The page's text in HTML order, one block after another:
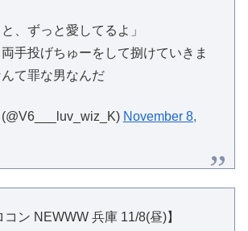
、ずっと愛してるよ」
手投げちゅーをして捌けていきま
て罪な男なんだ
November 8,
コン NEWWW 兵庫 11/8(昼)】